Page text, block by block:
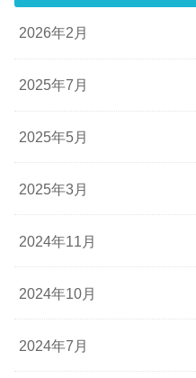
2026年2月
2025年7月
2025年5月
2025年3月
2024年11月
2024年10月
2024年7月